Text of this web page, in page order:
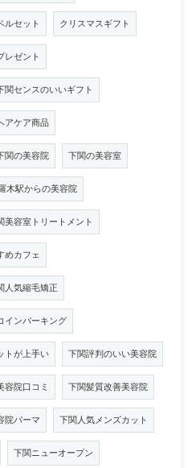
ルセット クリスマスギフト
レゼント
関センスのいいギフト
アケア商品
関の美容院 下関の美容室
木駅からの美容院
美容室トリートメント
めカフェ
人気縮毛矯正
インパーキング
トが上手い 下関評判のいい美容院
容院口コミ 下関髪質改善美容院
院パーマ 下関人気メンズカット
下関ニューオープン